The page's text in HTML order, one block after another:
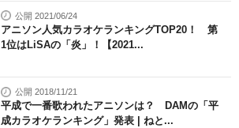
公開 2021/06/24
アニソン人気カラオケランキングTOP20！ 第
1位はLiSAの「炎」！【2021...
公開 2018/11/21
平成で一番歌われたアニソンは？ DAMの「平
成カラオケランキング」発表 | ねと...